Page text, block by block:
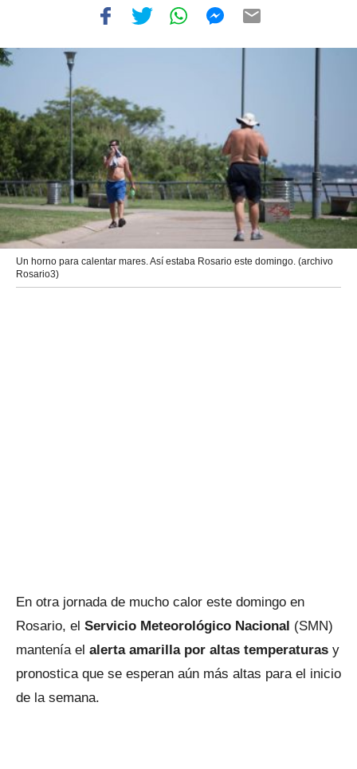
Un horno para calentar mares. Así estaba Rosario este domingo. (archivo
Rosario3)
En otra jornada de mucho calor este domingo en
Rosario, el Servicio Meteorológico Nacional (SMN)
mantenía el alerta amarilla por altas temperaturas y
pronostica que se esperan aún más altas para el inicio
de la semana.